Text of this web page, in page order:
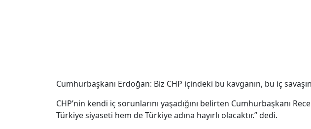
Cumhurbaşkanı Erdoğan: Biz CHP içindeki bu kavganın, bu iç
CHP’nin kendi iç sorunlarını yaşadığını belirten Cumhurbaşkanı
Türkiye siyaseti hem de Türkiye adına hayırlı olacaktır.” dedi.